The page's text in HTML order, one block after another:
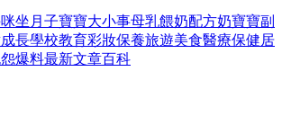
坐月子寶寶大小事母乳餵奶配方奶寶寶副
長學校教育彩妝保養旅遊美食醫療保健居
爆料最新文章百科